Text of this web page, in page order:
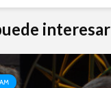
interesar